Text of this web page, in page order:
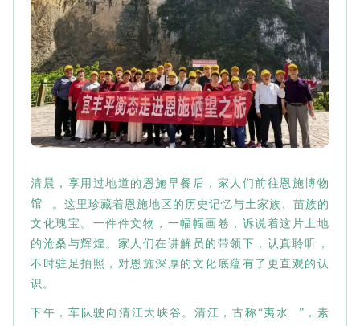
清晨，享用过地道的恩施早餐后，家人们前往 恩施博物
馆
。这里珍藏着恩施地区的历史记忆与土家族、苗族的
文化瑰宝。一件件文物，一幅幅画卷，诉说着这片土地
的沧桑与辉煌。家人们在讲解员的带领下，认真聆听，
不时驻足拍照，对恩施深厚的文化底蕴有了更直观的认
识。
下午，车队驶向清江大峡谷。清江，古称“夷水
”，素